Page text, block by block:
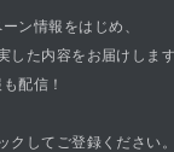
ン情報をはじめ、
した内容をお届けしま
配信！
クしてご登録ください